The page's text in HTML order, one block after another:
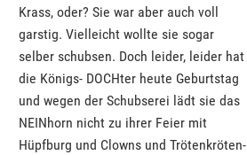
Krass, oder? Sie war aber auch voll
garstig. Vielleicht wollte sie sogar
selber schubsen. Doch leider, leider hat
die Königs- DOCHter heute Geburtstag
und wegen der Schubserei lädt sie das
NEINhorn nicht zu ihrer Feier mit
Hüpfburg und Clowns und Trötenkröten-